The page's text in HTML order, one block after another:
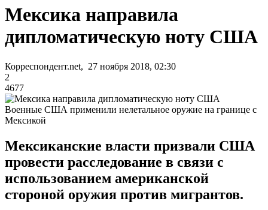
Мексика направила
дипломатическую ноту США
Корреспондент.net, 27 ноября 2018, 02:30
2
4677
Военные США применили нелетальное оружие на границе с
Мексикой
Мексиканские власти призвали США
провести расследование в связи с
использованием американской
стороной оружия против мигрантов.